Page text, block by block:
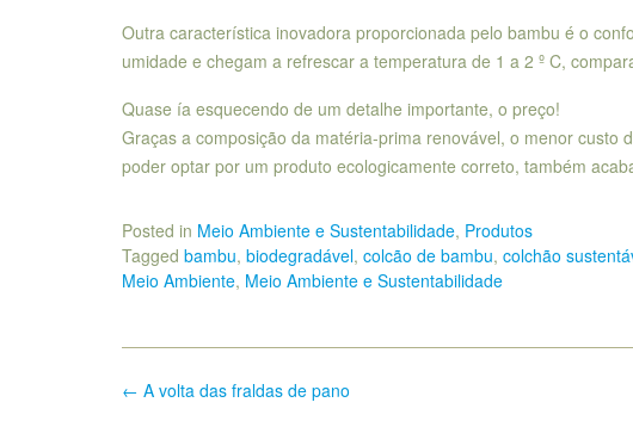
Outra característica inovadora proporcionada pelo bambu é o
umidade e chegam a refrescar a temperatura de 1 a 2 º C,
Quase ía esquecendo de um detalhe importante, o preço!
Graças a composição da matéria-prima renovável, o menor custo
poder optar por um produto ecologicamente correto, também
Posted in Meio Ambiente e Sustentabilidade, Produtos
Tagged bambu, biodegradável, colcão de bambu, colchão
Meio Ambiente, Meio Ambiente e Sustentabilidade
Post
← A volta das fraldas de pano